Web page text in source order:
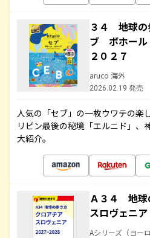
３４ 地球
ブ ボホー
２０２７
aruco 海外
2026.02.19 発売
人気の「セブ」の一枚ウワテの楽
リピン最後の秘境「エルニド」、
大紹介。
Ａ３４ 地
スロヴェニ
Aシリーズ（ヨー